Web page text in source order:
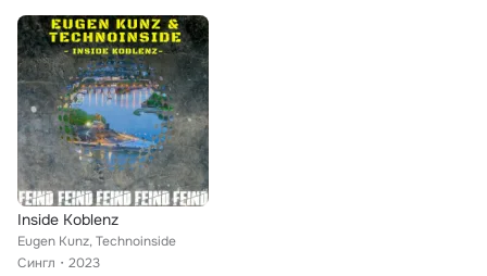
Inside Koblenz
Eugen Kunz, Technoinside
Сингл
2023